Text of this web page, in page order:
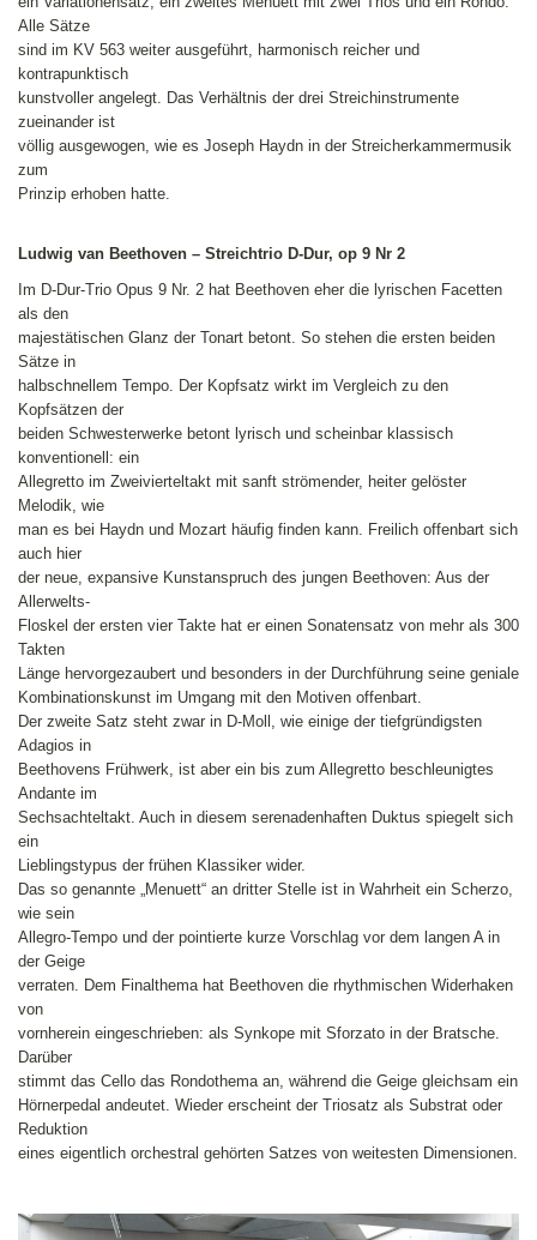
Alle Sätze
sind im KV 563 weiter ausgeführt, harmonisch reicher und
kontrapunktisch
kunstvoller angelegt. Das Verhältnis der drei Streichinstrumente
zueinander ist
völlig ausgewogen, wie es Joseph Haydn in der Streicherkammermusik
zum
Prinzip erhoben hatte.
Ludwig van Beethoven – Streichtrio D-Dur, op 9 Nr 2
Im D-Dur-Trio Opus 9 Nr. 2 hat Beethoven eher die lyrischen Facetten
als den
majestätischen Glanz der Tonart betont. So stehen die ersten beiden
Sätze in
halbschnellem Tempo. Der Kopfsatz wirkt im Vergleich zu den
Kopfsätzen der
beiden Schwesterwerke betont lyrisch und scheinbar klassisch
konventionell: ein
Allegretto im Zweivierteltakt mit sanft strömender, heiter gelöster
Melodik, wie
man es bei Haydn und Mozart häufig finden kann. Freilich offenbart sich
auch hier
der neue, expansive Kunstanspruch des jungen Beethoven: Aus der
Allerwelts-
Floskel der ersten vier Takte hat er einen Sonatensatz von mehr als 300
Takten
Länge hervorgezaubert und besonders in der Durchführung seine geniale
Kombinationskunst im Umgang mit den Motiven offenbart.
Der zweite Satz steht zwar in D-Moll, wie einige der tiefgründigsten
Adagios in
Beethovens Frühwerk, ist aber ein bis zum Allegretto beschleunigtes
Andante im
Sechsachteltakt. Auch in diesem serenadenhaften Duktus spiegelt sich
ein
Lieblingstypus der frühen Klassiker wider.
Das so genannte „Menuett“ an dritter Stelle ist in Wahrheit ein Scherzo,
wie sein
Allegro-Tempo und der pointierte kurze Vorschlag vor dem langen A in
der Geige
verraten. Dem Finalthema hat Beethoven die rhythmischen Widerhaken
von
vornherein eingeschrieben: als Synkope mit Sforzato in der Bratsche.
Darüber
stimmt das Cello das Rondothema an, während die Geige gleichsam ein
Hörnerpedal andeutet. Wieder erscheint der Triosatz als Substrat oder
Reduktion
eines eigentlich orchestral gehörten Satzes von weitesten Dimensionen.